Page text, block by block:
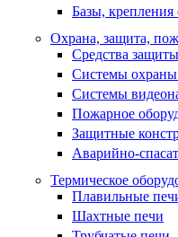
Базы,
Охрана, защита,
Средства
Системы охраны
Системы
Пожарное
Защитные
Аварийно-
Термическое
Плавильные
Шахтные печи